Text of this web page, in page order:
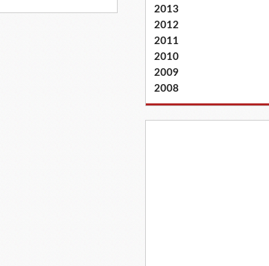
2013
2012
2011
2010
2009
2008